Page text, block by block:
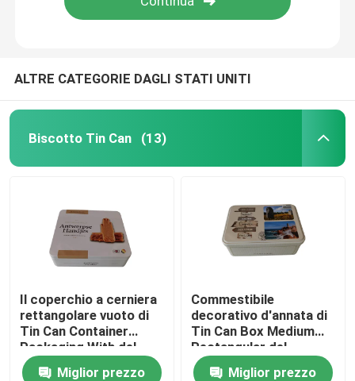
ALTRE CATEGORIE DAGLI STATI UNITI
Biscotto Tin Can (13)
Il coperchio a cerniera
rettangolare vuoto di
Tin Can Container
Packaging With del
biscotto progetta
Miglior prezzo
Commestibile
decorativo d'annata di
Tin Can Box Medium
Rectangular del
biscotto
Miglior prezzo